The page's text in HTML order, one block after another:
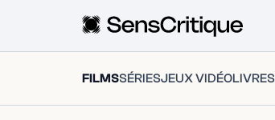
FILMSSÉRIESJEUX VIDÉOLIVRES